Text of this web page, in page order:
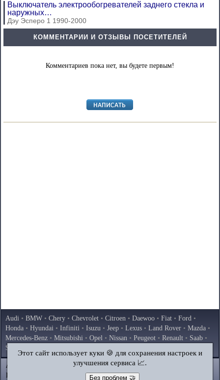
Выключатель электрообогревателей заднего стекла и
наружных…
Дэу Эсперо 1 1990-2000
КОММЕНТАРИИ И ОТЗЫВЫ ПОСЕТИТЕЛЕЙ
Комментариев пока нет, вы будете первым!
Audi • BMW • Chery • Chevrolet • Citroen • Daewoo • Fiat • Ford •
Honda • Hyundai • Infiniti • Isuzu • Jeep • Lexus • Land Rover • Mazda •
Mercedes-Benz • Mitsubishi • Opel • Nissan • Peugeot • Renault • Saab •
Skoda
Volkswagen
AutoInstruction.ru © 2020–2026|Полная версия
Карта сайта
Контакты|Поиск по сайту
Этот сайт использует куки 🍪 для сохранения настроек и
улучшения сервиса 📈.
Без проблем 🤝